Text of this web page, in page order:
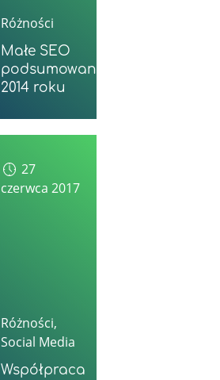
Różności
Małe SEO
podsumowanie
2014 roku
27
czerwca 2017
Różności,
Social Media
Współpraca